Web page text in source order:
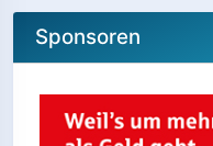
Sponsoren